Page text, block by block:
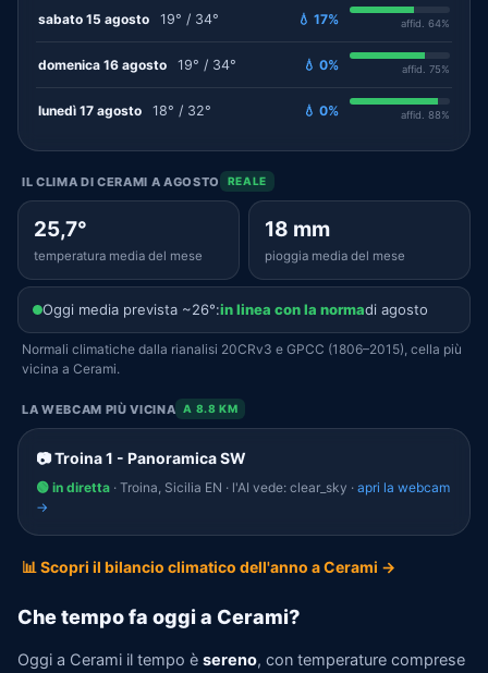
sabato 15 agosto 19° / 34° 💧 17% affid. 64%
domenica 16 agosto 19° / 34° 💧 0% affid. 75%
lunedì 17 agosto 18° / 32° 💧 0% affid. 88%
IL CLIMA DI CERAMI A AGOSTO REALE
25,7°
temperatura media del mese
18 mm
pioggia media del mese
Oggi media prevista ~26°:in linea con la normadi agosto
Normali climatiche dalla rianalisi 20CRv3 e GPCC (1806–2015), cella più
vicina a Cerami.
LA WEBCAM PIÙ VICINA A 8.8 KM
📷 Troina 1 - Panoramica SW
🟢 in diretta · Troina, Sicilia EN · l'AI vede: clear_sky · apri la webcam
→
📊 Scopri il bilancio climatico dell'anno a Cerami →
Che tempo fa oggi a Cerami?
Oggi a Cerami il tempo è sereno, con temperature comprese